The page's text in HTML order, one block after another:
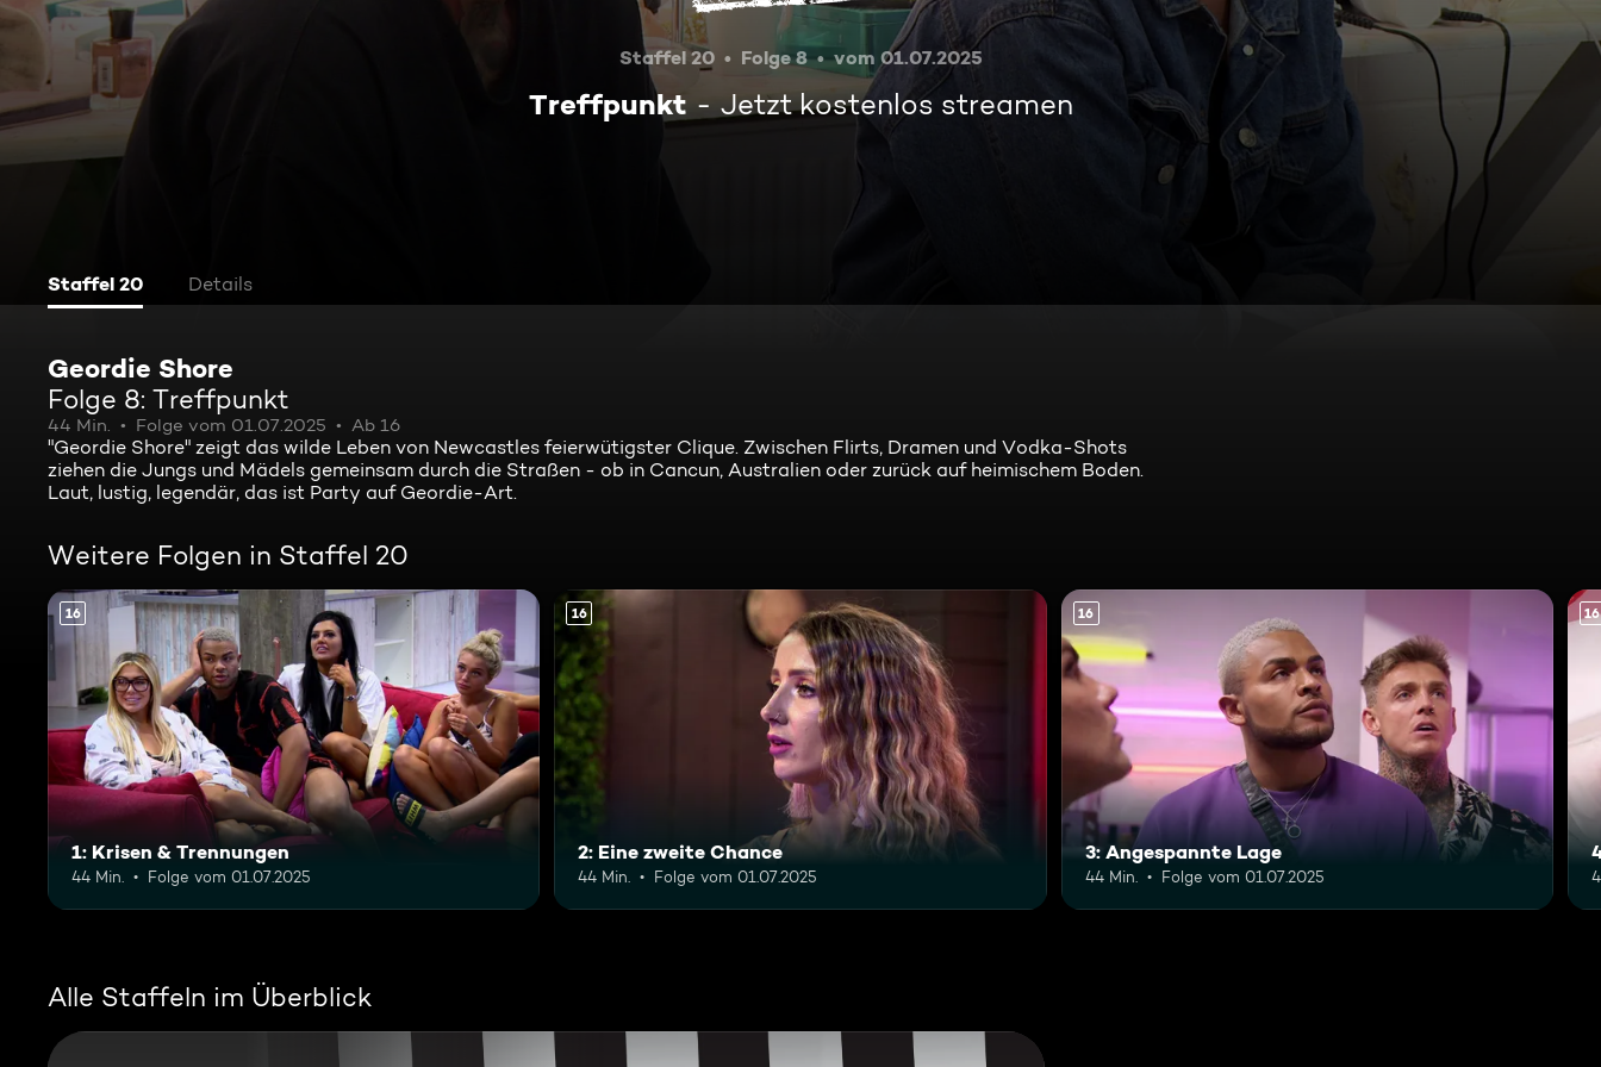
Staffel 20 Folge 8 vom 01.07.2025
Treffpunkt Jetzt kostenlos streamen
Staffel 20 Details
Geordie Shore
Folge 8: Treffpunkt
44 Min. Folge vom 01.07.2025 Ab 16
"Geordie Shore" zeigt das wilde Leben von Newcastles feierwütigster Clique. Zwischen Flirts, Dramen und Vodka-Shots
ziehen die Jungs und Mädels gemeinsam durch die Straßen - ob in Cancun, Australien oder zurück auf heimischem Boden.
Laut, lustig, legendär, das ist Party auf Geordie-Art.
Weitere Folgen in Staffel 20
16
1: Krisen & Trennungen
44 Min. Folge vom 01.07.2025
16
2: Eine zweite Chance
44 Min. Folge vom 01.07.2025
16
3: Angespannte Lage
44 Min. Folge vom 01.07.2025
16
Alle Staffeln im Überblick